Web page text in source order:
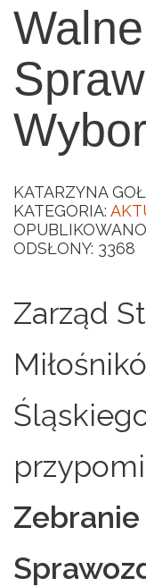
KATARZYNA
KATEGORIA:
ODSŁONY: 3368
Zarząd
Zebranie